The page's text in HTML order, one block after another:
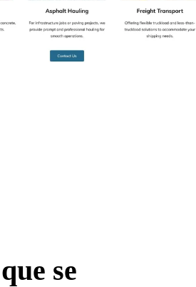
se